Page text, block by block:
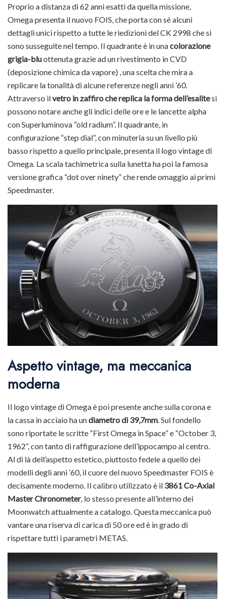
Proprio a distanza di 62 anni esatti da quella missione,
Omega presenta il nuovo FOIS, che porta con sé alcuni
dettagli unici rispetto a tutte le riedizioni del CK 2998 che si
sono susseguite nel tempo. Il quadrante è in unacolorazione
grigia-bluottenuta grazie ad un rivestimento in CVD
(deposizione chimica da vapore) , una scelta che mira a
replicare la tonalità di alcune referenze negli anni ’60.
Attraverso ilvetro in zaffiro che replica la forma dell’esalitesi
possono notare anche gli indici delle ore e le lancette alpha
con Superluminova “old radium”. Il quadrante, in
configurazione “step dial”, con minuteria su un livello più
basso rispetto a quello principale, presenta il logo vintage di
Omega. La scala tachimetrica sulla lunetta ha poi la famosa
versione grafica “dot over ninety” che rende omaggio ai primi
Speedmaster.
Aspetto vintage, ma meccanica
moderna
Il logo vintage di Omega è poi presente anche sulla corona e
la cassa in acciaio ha undiametro di 39,7mm. Sul fondello
sono riportate le scritte “First Omega in Space” e “October 3,
1962”, con tanto di raffigurazione dell’ippocampo al centro.
Al di là dell’aspetto estetico, piuttosto fedele a quello dei
modelli degli anni ’60, il cuore del nuovo Speedmaster FOIS è
decisamente moderno. Il calibro utilizzato è il 3861 Co-Axial
Master Chronometer, lo stesso presente all’interno dei
Moonwatch attualmente a catalogo. Questa meccanica può
vantare una riserva di carica di 50 ore ed è in grado di
rispettare tutti i parametri METAS.